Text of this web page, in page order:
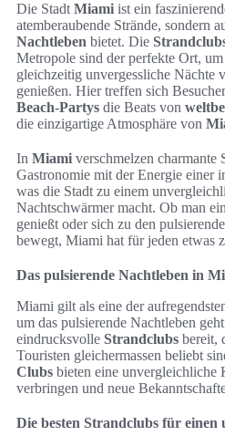
Die Stadt Miami ist ein
atemberaubende Strände, sondern
Nachtleben bietet. Die
Metropole sind der perfekte Ort,
gleichzeitig unvergessliche Nächte
genießen. Hier treffen sich
Beach-Partys die Beats von
die einzigartige Atmosphäre von
In Miami verschmelzen charmante
Gastronomie mit der Energie einer
was die Stadt zu einem
Nachtschwärmer macht. Ob man
genießt oder sich zu den
bewegt, Miami hat für jeden etwas
Das pulsierende Nachtleben in
Miami gilt als eine der
um das pulsierende Nachtleben
eindrucksvolle Strandclubs bereit,
Touristen gleichermassen beliebt
Clubs bieten eine unvergleichliche
verbringen und neue
Die besten Strandclubs für einen